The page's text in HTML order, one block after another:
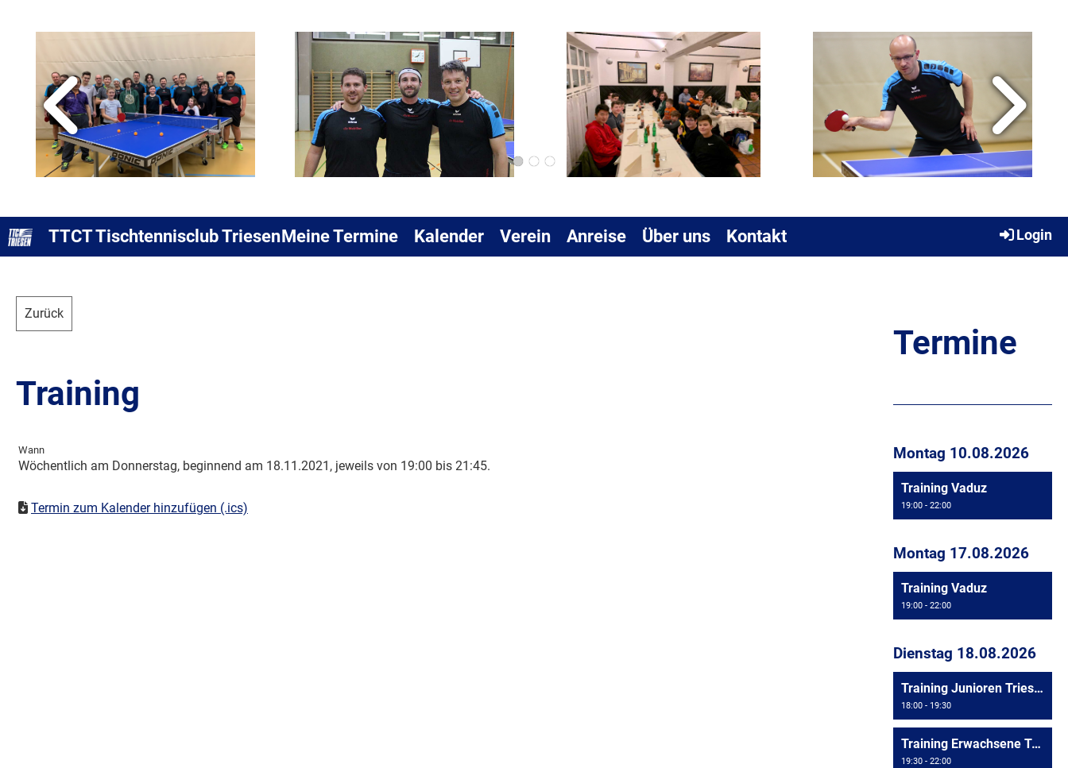
TTCT Tischtennisclub Triesen Meine Termine Kalender Verein Anreise Über uns Kontakt Login
Zurück
Training
Wann
Wöchentlich am Donnerstag, beginnend am 18.11.2021, jeweils von 19:00 bis 21:45.
Termin zum Kalender hinzufügen (.ics)
Termine
Montag 10.08.2026
Training Vaduz
19:00 - 22:00
Montag 17.08.2026
Training Vaduz
19:00 - 22:00
Dienstag 18.08.2026
Training Junioren Triesen
18:00 - 19:30
Training Erwachsene Triesen
19:30 - 22:00